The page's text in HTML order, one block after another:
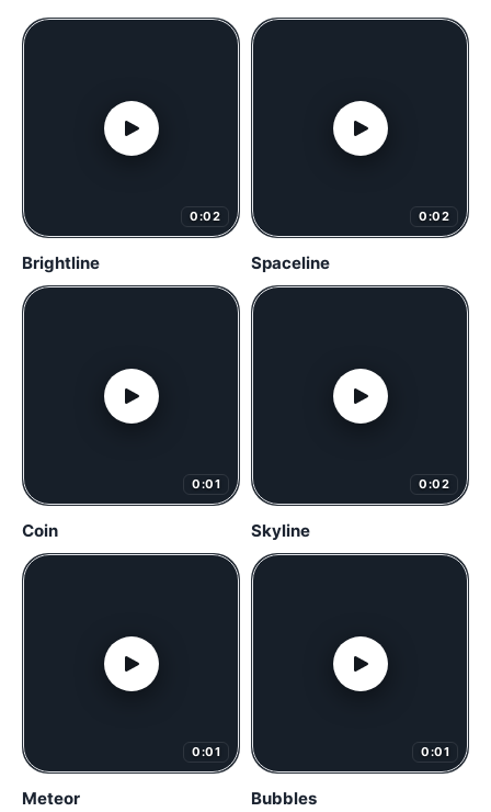
0:02
Brightline
0:02
Spaceline
0:01
Coin
0:02
Skyline
0:01
Meteor
0:01
Bubbles